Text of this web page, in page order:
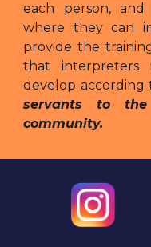
each person,
where they can
provide the
that
develop
servants to
community.